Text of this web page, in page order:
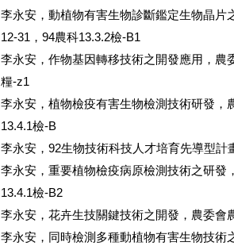
李永安，動植物有害生物診斷鑑定生物晶片
12-31，94農科13.3.2檢-B1
李永安，作物基因轉移技術之開發應用，農
糧-z1
李永安，植物檢疫有害生物檢測技術研發，
13.4.1檢-B
李永安，92生物技術科技人才培育先導型計
李永安，重要植物檢疫病原檢測技術之研發
13.4.1檢-B2
李永安，花卉生技關鍵技術之開發，農委會
李永安，同時檢測多種動植物有害生物技術